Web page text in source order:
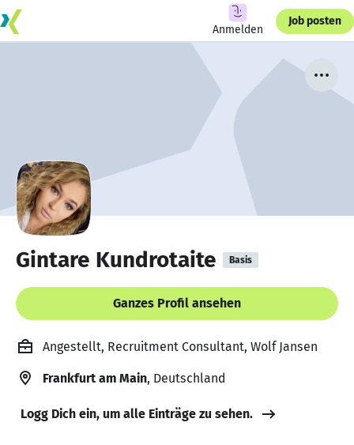
Anmelden
Job posten
Gintare Kundrotaite Basis
Ganzes Profil ansehen
Angestellt, Recruitment Consultant, Wolf Jansen
Frankfurt am Main, Deutschland
Logg Dich ein, um alle Einträge zu sehen.